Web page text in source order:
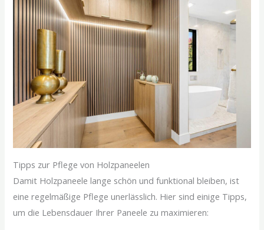
Tipps zur Pflege von Holzpaneelen
Damit Holzpaneele lange schön und funktional bleiben, ist
eine regelmäßige Pflege unerlässlich. Hier sind einige Tipps,
um die Lebensdauer Ihrer Paneele zu maximieren: